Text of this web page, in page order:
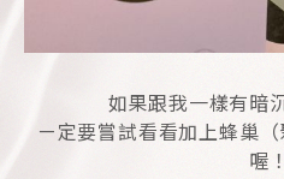
如果跟我一樣有暗
ㄧ定要嘗試看看加上蜂巢
喔！